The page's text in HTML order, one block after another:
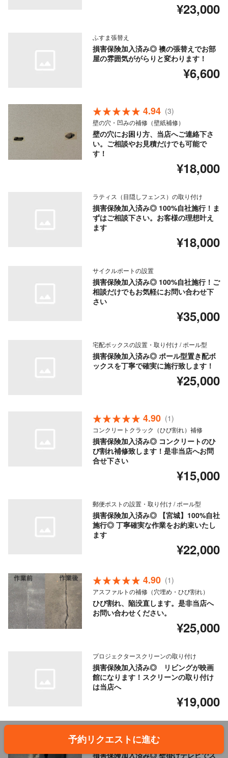
¥23,000
ふすま張替え
損害保険加入済み◎ 襖の張替えでお部
屋の雰囲気ががらりと変わります！
¥6,600
4.94 (3)
壁の穴・凹みの補修（壁紙補修）
壁の穴にお困り方、当店へご連絡下さ
い。ご相談やお見積だけでも可能で
す！
¥18,000
ラティス（目隠しフェンス）の取り付け
損害保険加入済み◎ 100%自社施行！ま
ずはご相談下さい。お客様の理想叶え
ます
¥18,000
サイクルポートの設置
損害保険加入済み◎ 100%自社施行！ご
相談だけでもお気軽にお問い合わせ下
さい
¥35,000
宅配ボックスの設置・取り付け / ポール型
損害保険加入済み◎ ポール型置き配ボ
ックスを丁寧で確実に施行致します！
¥25,000
4.90 (1)
コンクリートクラック（ひび割れ）補修
損害保険加入済み◎ コンクリートのひ
び割れ補修致します！是非当店へお問
合せ下さい
¥15,000
郵便ポストの設置・取り付け / ポール型
損害保険加入済み◎ 【宮城】100%自社
施行◎ 丁寧確実な作業をお約束いたし
ます
¥22,000
4.90 (1)
アスファルトの補修（穴埋め・ひび割れ）
ひび割れ、陥没直します。是非当店へ
お問い合わせください。
¥25,000
プロジェクタースクリーンの取り付け
損害保険加入済み◎ リビングが映画
館になります！スクリーンの取り付け
は当店へ
¥19,000
4.86
壁掛けテレビの設置
損害保険加入済み◎ 壁掛けテレビでス
予約リクエストに進む